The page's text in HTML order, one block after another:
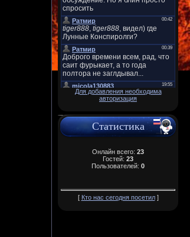
Для добавления необходима
авторизация
Статистика
Онлайн всего: 23
Гостей: 23
Пользователей: 0
[ Кто нас сегодня посетил]